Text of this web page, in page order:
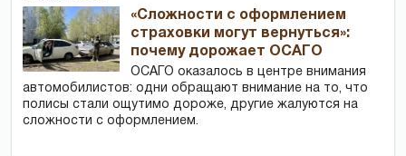
«Сложности с оформлением
страховки могут вернуться»:
почему дорожает ОСАГО
ОСАГО оказалось в центре внимания
автомобилистов: одни обращают внимание на то, что
полисы стали ощутимо дороже, другие жалуются на
сложности с оформлением.